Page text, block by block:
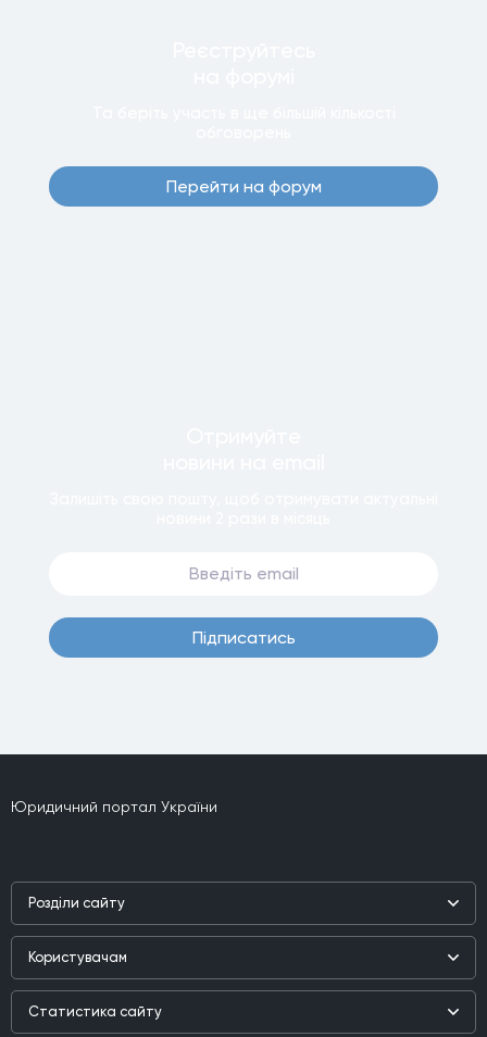
Перейти на форум
Пiдписатись
Юридичний портал України
Роздiли сайту
Наука
Практика
Публiкацiї та iнтерв'ю
Користувачам
Реєстр користувачiв
Партнери
Статистика сайту